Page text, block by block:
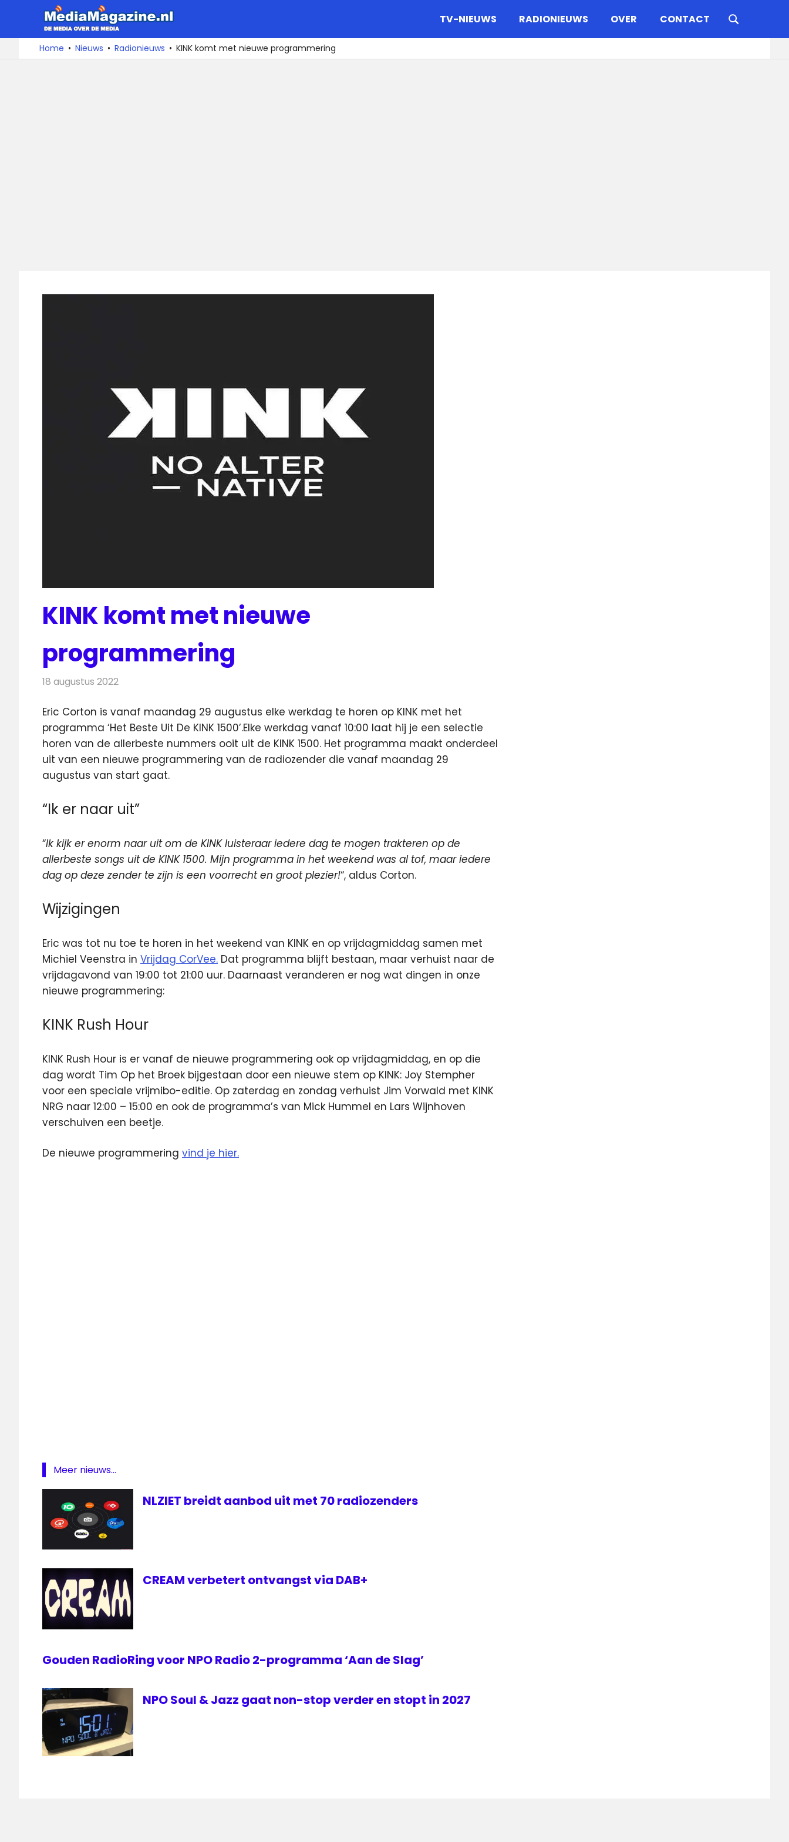
naar
De
media
over
TV-NIEUWS RADIONIEUWS OVER CONTACT
Home Nieuws Radionieuws KINK komt met nieuwe programmering
KINK komt met nieuwe
programmering
18 augustus 2022
Eric Corton is vanaf maandag 29 augustus elke werkdag te horen op KINK met het
programma ‘Het Beste Uit De KINK 1500’.Elke werkdag vanaf 10:00 laat hij je een selectie
horen van de allerbeste nummers ooit uit de KINK 1500. Het programma maakt onderdeel
uit van een nieuwe programmering van de radiozender die vanaf maandag 29
augustus van start gaat.
“Ik er naar uit”
“Ik kijk er enorm naar uit om de KINK luisteraar iedere dag te mogen trakteren op de
allerbeste songs uit de KINK 1500. Mijn programma in het weekend was al tof, maar iedere
dag op deze zender te zijn is een voorrecht en groot plezier!“, aldus Corton.
Wijzigingen
Eric was tot nu toe te horen in het weekend van KINK en op vrijdagmiddag samen met
Michiel Veenstra in Vrijdag CorVee. Dat programma blijft bestaan, maar verhuist naar de
vrijdagavond van 19:00 tot 21:00 uur. Daarnaast veranderen er nog wat dingen in onze
nieuwe programmering:
KINK Rush Hour
KINK Rush Hour is er vanaf de nieuwe programmering ook op vrijdagmiddag, en op die
dag wordt Tim Op het Broek bijgestaan door een nieuwe stem op KINK: Joy Stempher
voor een speciale vrijmibo-editie. Op zaterdag en zondag verhuist Jim Vorwald met KINK
NRG naar 12:00 – 15:00 en ook de programma’s van Mick Hummel en Lars Wijnhoven
verschuiven een beetje.
De nieuwe programmering vind je hier.
Meer nieuws...
NLZIET breidt aanbod uit met 70 radiozenders
CREAM verbetert ontvangst via DAB+
Gouden RadioRing voor NPO Radio 2-programma ‘Aan de Slag’
NPO Soul & Jazz gaat non-stop verder en stopt in 2027